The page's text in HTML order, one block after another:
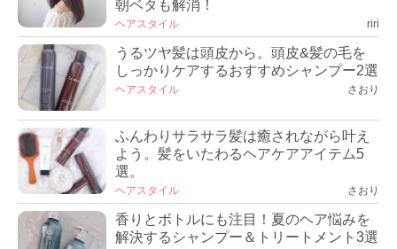
朝ベタも解消！
ヘアスタイル riri
うるツヤ髪は頭皮から。頭皮&髪の毛を
しっかりケアするおすすめシャンプー2選
ヘアスタイル さおり
ふんわりサラサラ髪は癒されながら叶え
よう。髪をいたわるヘアケアアイテム5
選。
ヘアスタイル さおり
香りとボトルにも注目！夏のヘア悩みを
解決するシャンプー＆トリートメント3選